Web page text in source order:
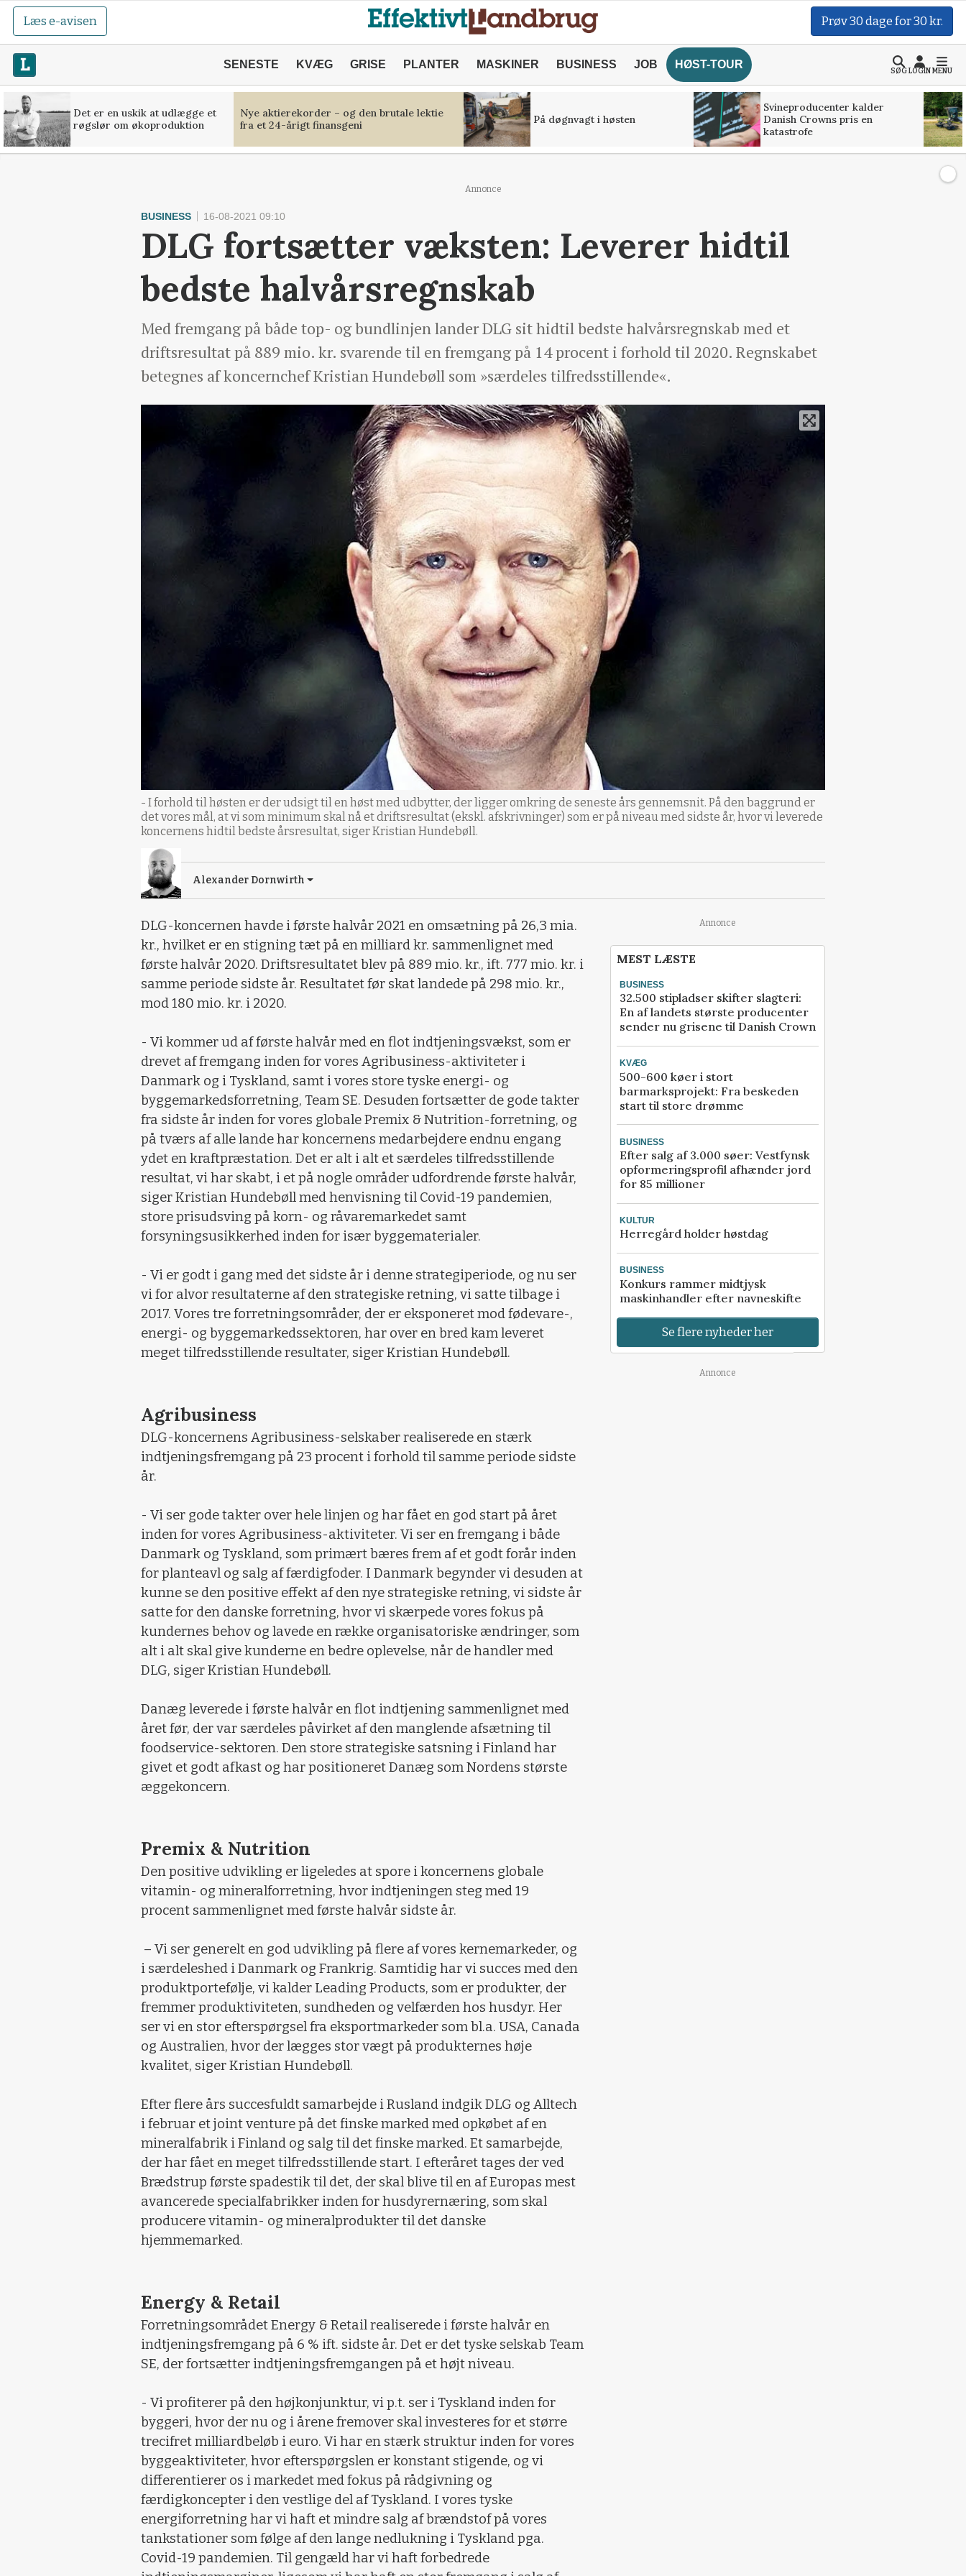
Læs e-avisen Prøv 30 dage for 30 kr.
SENESTE KVÆG GRISE PLANTER MASKINER BUSINESS JOB HØST-TOUR
SØGLOGINMENU
Det er en uskik at udlægge et
røgslør om økoproduktion
Nye aktierekorder – og den brutale lektie
fra et 24-årigt finansgeni
På døgnvagt i høsten
Svineproducenter kalder
Danish Crowns pris en
katastrofe
Annonce
BUSINESS 16-08-2021 09:10
DLG fortsætter væksten: Leverer hidtil
bedste halvårsregnskab
Med fremgang på både top- og bundlinjen lander DLG sit hidtil bedste halvårsregnskab med et
driftsresultat på 889 mio. kr. svarende til en fremgang på 14 procent i forhold til 2020. Regnskabet
betegnes af koncernchef Kristian Hundebøll som »særdeles tilfredsstillende«.
- I forhold til høsten er der udsigt til en høst med udbytter, der ligger omkring de seneste års gennemsnit. På den baggrund er
det vores mål, at vi som minimum skal nå et driftsresultat (ekskl. afskrivninger) som er på niveau med sidste år, hvor vi leverede
koncernens hidtil bedste årsresultat, siger Kristian Hundebøll.
Alexander Dornwirth
DLG-koncernen havde i første halvår 2021 en omsætning på 26,3 mia.
kr., hvilket er en stigning tæt på en milliard kr. sammenlignet med
første halvår 2020. Driftsresultatet blev på 889 mio. kr., ift. 777 mio. kr. i
samme periode sidste år. Resultatet før skat landede på 298 mio. kr.,
mod 180 mio. kr. i 2020.
- Vi kommer ud af første halvår med en flot indtjeningsvækst, som er
drevet af fremgang inden for vores Agribusiness-aktiviteter i
Danmark og i Tyskland, samt i vores store tyske energi- og
byggemarkedsforretning, Team SE. Desuden fortsætter de gode takter
fra sidste år inden for vores globale Premix & Nutrition-forretning, og
på tværs af alle lande har koncernens medarbejdere endnu engang
ydet en kraftpræstation. Det er alt i alt et særdeles tilfredsstillende
resultat, vi har skabt, i et på nogle områder udfordrende første halvår,
siger Kristian Hundebøll med henvisning til Covid-19 pandemien,
store prisudsving på korn- og råvaremarkedet samt
forsyningsusikkerhed inden for især byggematerialer.
- Vi er godt i gang med det sidste år i denne strategiperiode, og nu ser
vi for alvor resultaterne af den strategiske retning, vi satte tilbage i
2017. Vores tre forretningsområder, der er eksponeret mod fødevare-,
energi- og byggemarkedssektoren, har over en bred kam leveret
meget tilfredsstillende resultater, siger Kristian Hundebøll.
Agribusiness
DLG-koncernens Agribusiness-selskaber realiserede en stærk
indtjeningsfremgang på 23 procent i forhold til samme periode sidste
år.
- Vi ser gode takter over hele linjen og har fået en god start på året
inden for vores Agribusiness-aktiviteter. Vi ser en fremgang i både
Danmark og Tyskland, som primært bæres frem af et godt forår inden
for planteavl og salg af færdigfoder. I Danmark begynder vi desuden at
kunne se den positive effekt af den nye strategiske retning, vi sidste år
satte for den danske forretning, hvor vi skærpede vores fokus på
kundernes behov og lavede en række organisatoriske ændringer, som
alt i alt skal give kunderne en bedre oplevelse, når de handler med
DLG, siger Kristian Hundebøll.
Danæg leverede i første halvår en flot indtjening sammenlignet med
året før, der var særdeles påvirket af den manglende afsætning til
foodservice-sektoren. Den store strategiske satsning i Finland har
givet et godt afkast og har positioneret Danæg som Nordens største
æggekoncern.
Premix & Nutrition
Den positive udvikling er ligeledes at spore i koncernens globale
vitamin- og mineralforretning, hvor indtjeningen steg med 19
procent sammenlignet med første halvår sidste år.
– Vi ser generelt en god udvikling på flere af vores kernemarkeder, og
i særdeleshed i Danmark og Frankrig. Samtidig har vi succes med den
produktportefølje, vi kalder Leading Products, som er produkter, der
fremmer produktiviteten, sundheden og velfærden hos husdyr. Her
ser vi en stor efterspørgsel fra eksportmarkeder som bl.a. USA, Canada
og Australien, hvor der lægges stor vægt på produkternes høje
kvalitet, siger Kristian Hundebøll.
Efter flere års succesfuldt samarbejde i Rusland indgik DLG og Alltech
i februar et joint venture på det finske marked med opkøbet af en
mineralfabrik i Finland og salg til det finske marked. Et samarbejde,
der har fået en meget tilfredsstillende start. I efteråret tages der ved
Brædstrup første spadestik til det, der skal blive til en af Europas mest
avancerede specialfabrikker inden for husdyrernæring, som skal
producere vitamin- og mineralprodukter til det danske
hjemmemarked.
Energy & Retail
Forretningsområdet Energy & Retail realiserede i første halvår en
indtjeningsfremgang på 6 % ift. sidste år. Det er det tyske selskab Team
SE, der fortsætter indtjeningsfremgangen på et højt niveau.
- Vi profiterer på den højkonjunktur, vi p.t. ser i Tyskland inden for
byggeri, hvor der nu og i årene fremover skal investeres for et større
trecifret milliardbeløb i euro. Vi har en stærk struktur inden for vores
byggeaktiviteter, hvor efterspørgslen er konstant stigende, og vi
differentierer os i markedet med fokus på rådgivning og
færdigkoncepter i den vestlige del af Tyskland. I vores tyske
energiforretning har vi haft et mindre salg af brændstof på vores
tankstationer som følge af den lange nedlukning i Tyskland pga.
Covid-19 pandemien. Til gengæld har vi haft forbedrede
Annonce
MEST LÆSTE
BUSINESS
32.500 stipladser skifter slagteri:
En af landets største producenter
sender nu grisene til Danish Crown
KVÆG
500-600 køer i stort
barmarksprojekt: Fra beskeden
start til store drømme
BUSINESS
Efter salg af 3.000 søer: Vestfynsk
opformeringsprofil afhænder jord
for 85 millioner
KULTUR
Herregård holder høstdag
BUSINESS
Konkurs rammer midtjysk
maskinhandler efter navneskifte
Se flere nyheder her
Annonce